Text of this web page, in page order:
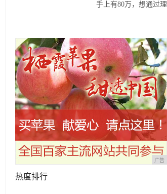
手上有80万，想通过理
广告
热度排行